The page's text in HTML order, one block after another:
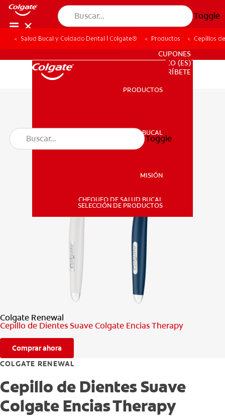
Toggle
SALUD BUCAL
CHEQUEO DE SALUD BUCAL
SELECCIÓN DE PRODUCTOS
PARA PROFESIONALES
PARA PROFESIONALES
CUPONES
CO (ES)
SUSCRÍBETE
PRODUCTOS
SALUD BUCAL
MISIÓN
CHEQUEO DE SALUD BUCAL
SELECCIÓN DE PRODUCTOS
Toggle
Salud Bucal y Cuidado Dental | Colgate® Productos Cepillos
Colgate Renewal
Cepillo de Dientes Suave Colgate Encias Therapy
Comprar ahora
COLGATE RENEWAL
Cepillo de Dientes Suave
Colgate Encias Therapy